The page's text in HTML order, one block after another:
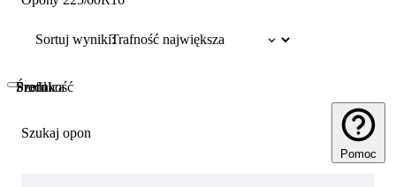
Sortuj wyniki:
Szukaj opon
Pomoc
Szerokość
Profil
Średnica